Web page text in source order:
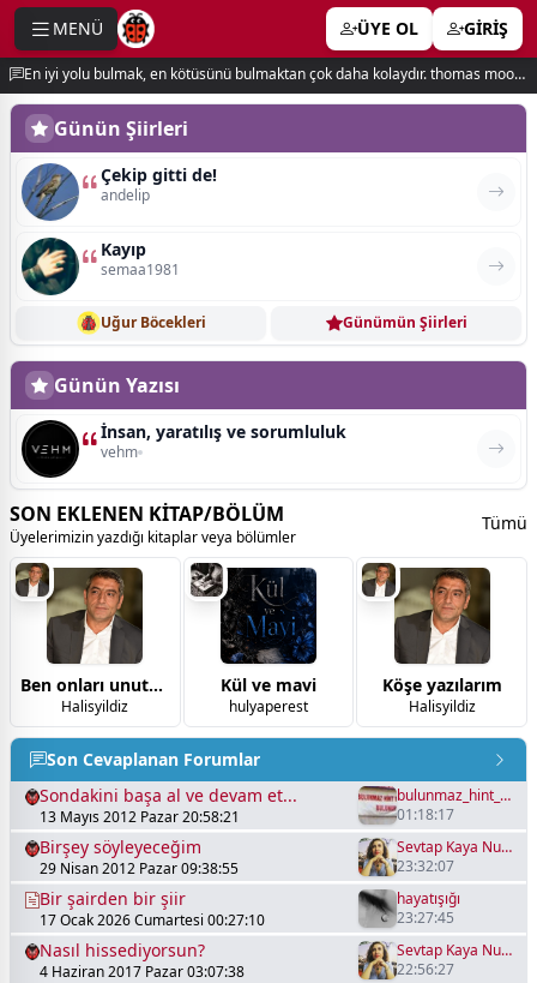
MENÜ ÜYE OL GİRİŞ
En iyi yolu bulmak, en kötüsünü bulmaktan çok daha kolaydır. thomas moore
Günün Şiirleri
Çekip gitti de!
andelip
Kayıp
semaa1981
Uğur Böcekleri Günümün Şiirleri
Günün Yazısı
İnsan, yaratılış ve sorumluluk
vehm
SON EKLENEN KİTAP/BÖLÜM
Üyelerimizin yazdığı kitaplar veya bölümler
Tümü
Ben onları unutmadım
Halisyildiz
Kül ve mavi
hulyaperest
Köşe yazılarım
Halisyildiz
Son Cevaplanan Forumlar
Sondakini başa al ve devam et...
13 Mayıs 2012 Pazar 20:58:21
bulunmaz_hint_kumaşı
01:18:17
Birşey söyleyeceğim
29 Nisan 2012 Pazar 09:38:55
Sevtap Kaya Nurgönül
23:32:07
Bir şairden bir şiir
17 Ocak 2026 Cumartesi 00:27:10
hayatışığı
23:27:45
Nasıl hissediyorsun?
4 Haziran 2017 Pazar 03:07:38
Sevtap Kaya Nurgönül
22:56:27
menu